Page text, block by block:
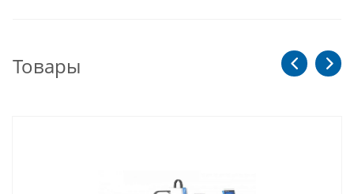
Товары